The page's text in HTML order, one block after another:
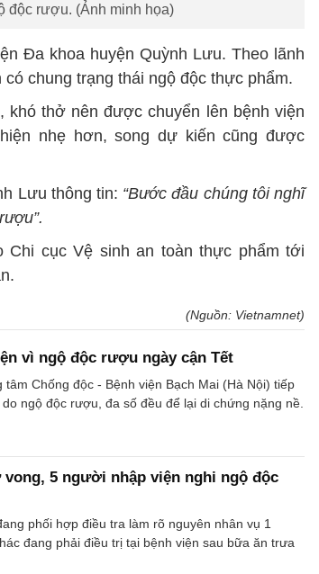
độc rượu. (Ảnh minh họa)
Đa khoa huyện Quỳnh Lưu. Theo lãnh
chung trạng thái ngộ độc thực phẩm.
thở nên được chuyển lên bệnh viện
nhẹ hơn, song dự kiến cũng được
Lưu thông tin: “Bước đầu chúng tôi nghĩ
cục Vệ sinh an toàn thực phẩm tới
(Nguồn: Vietnamnet)
vì ngộ độc rượu ngày cận Tết
tâm Chống độc - Bệnh viện Bạch Mai (Hà Nội) tiếp
ngộ độc rượu, đa số đều để lại di chứng nặng nề.
5 người nhập viện nghi ngộ độc
phối hợp điều tra làm rõ nguyên nhân vụ 1
đang phải điều trị tại bệnh viện sau bữa ăn trưa